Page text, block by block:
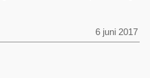
6 juni 2017